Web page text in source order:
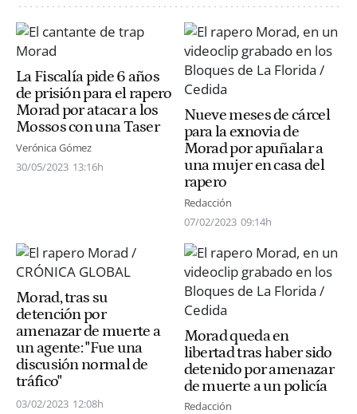
La Fiscalía pide 6 años
de prisión para el rapero
Morad por atacar a los
Mossos con una Taser
Verónica Gómez
30/05/2023 13:16h
Nueve meses de cárcel
para la exnovia de
Morad por apuñalar a
una mujer en casa del
rapero
Redacción
07/02/2023 09:14h
Morad, tras su
detención por
amenazar de muerte a
un agente: "Fue una
discusión normal de
tráfico"
03/02/2023 12:08h
Morad queda en
libertad tras haber sido
detenido por amenazar
de muerte a un policía
Redacción